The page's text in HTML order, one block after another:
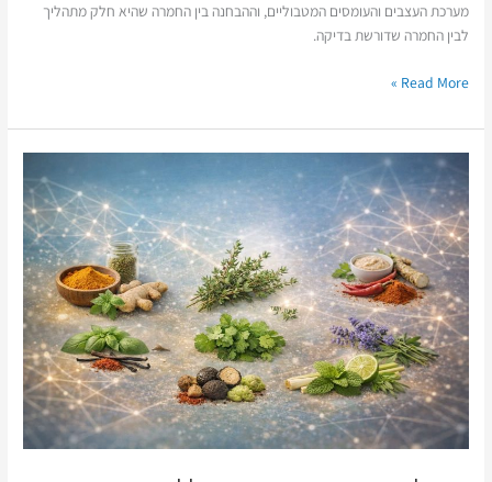
מערכת העצבים והעומסים המטבוליים, וההבחנה בין החמרה שהיא חלק מתהליך
לבין החמרה שדורשת בדיקה.
Read More »
התבלינים
תומכים
בבריאות
כללית
ובתריס